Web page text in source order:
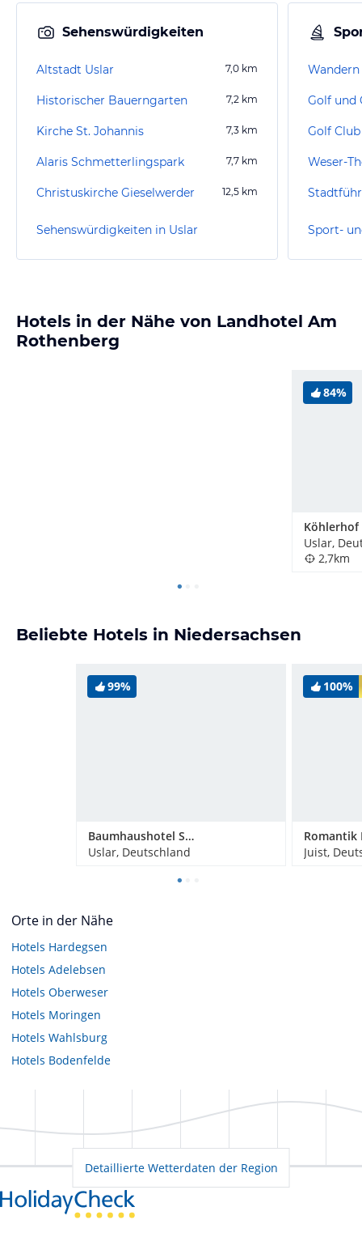
Sehenswürdigkeiten
Altstadt Uslar 7,0 km
Historischer Bauerngarten 7,2 km
Kirche St. Johannis 7,3 km
Alaris Schmetterlingspark 7,7 km
Christuskirche Gieselwerder 12,5 km
Sehenswürdigkeiten in Uslar
Wandern
Golf
Weser-
Sport-
Hotels in der Nähe von Landhotel Am
Rothenberg
84%
Köhlerhof
Uslar,
2,7km
Beliebte Hotels in Niedersachsen
99%
Baumhaushotel Solling
Uslar, Deutschland
100%
Juist,
Orte in der Nähe
Hotels Hardegsen
Hotels Adelebsen
Hotels Oberweser
Hotels Moringen
Hotels Wahlsburg
Hotels Bodenfelde
Detaillierte Wetterdaten der Region